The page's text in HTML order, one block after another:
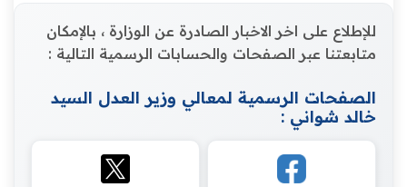
للإطلاع على اخر الاخبار الصادرة عن الوزارة ، بالإمكان
متابعتنا عبر الصفحات والحسابات الرسمية التالية :
الصفحات الرسمية لمعالي وزير العدل السيد
خالد شواني :